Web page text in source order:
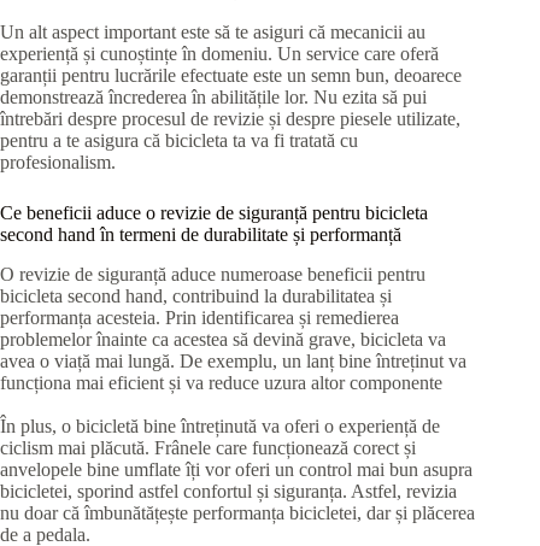
Un alt aspect important este să te asiguri că mecanicii au
experiență și cunoștințe în domeniu. Un service care oferă
garanții pentru lucrările efectuate este un semn bun, deoarece
demonstrează încrederea în abilitățile lor. Nu ezita să pui
întrebări despre procesul de revizie și despre piesele utilizate,
pentru a te asigura că bicicleta ta va fi tratată cu
profesionalism.
Ce beneficii aduce o revizie de siguranță pentru bicicleta
second hand în termeni de durabilitate și performanță
O revizie de siguranță aduce numeroase beneficii pentru
bicicleta second hand, contribuind la durabilitatea și
performanța acesteia. Prin identificarea și remedierea
problemelor înainte ca acestea să devină grave, bicicleta va
avea o viață mai lungă. De exemplu, un lanț bine întreținut va
funcționa mai eficient și va reduce uzura altor componente
În plus, o bicicletă bine întreținută va oferi o experiență de
ciclism mai plăcută. Frânele care funcționează corect și
anvelopele bine umflate îți vor oferi un control mai bun asupra
bicicletei, sporind astfel confortul și siguranța. Astfel, revizia
nu doar că îmbunătățește performanța bicicletei, dar și plăcerea
de a pedala.